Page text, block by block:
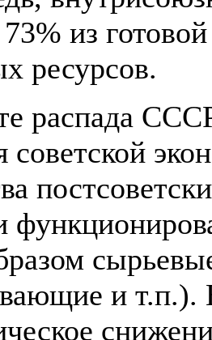
из
ресурсов.
распада
советской
и т.п.).